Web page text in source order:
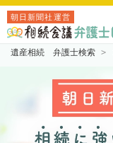
朝日新聞社運営
遺産相続 弁護士検索